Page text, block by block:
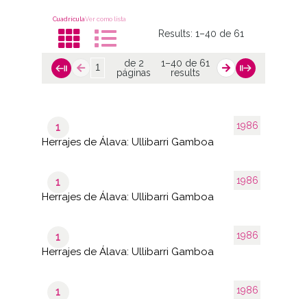
CuadrículaVer como lista
Results:1–40 de 61
de 2
páginas
1–40 de 61
results
1986
1
Herrajes de Álava: Ullibarri Gamboa
1986
1
Herrajes de Álava: Ullibarri Gamboa
1986
1
Herrajes de Álava: Ullibarri Gamboa
1986
1